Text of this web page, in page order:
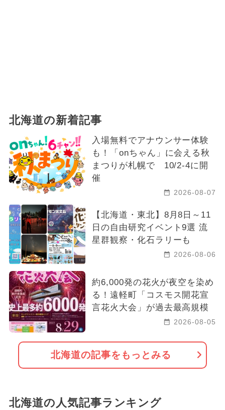
夏休み（日帰り）
2025年2月のイベント
2024年10月のイベント
2023年12月のイベント
2025年6月のイベント
2026年10月のイベント
2026年6月のイベント
2024年3月のイベント
北海道の新着記事
入場無料でアナウンサー体験
も！「onちゃん」に会える秋
まつりが札幌で 10/2-4に開
催
2026-08-07
【北海道・東北】8月8日～11
日の自由研究イベント9選 流
星群観察・化石ラリーも
2026-08-06
約6,000発の花火が夜空を染め
る！遠軽町「コスモス開花宣
言花火大会」が過去最高規模
2026-08-05
北海道の記事をもっとみる
北海道の人気記事ランキング